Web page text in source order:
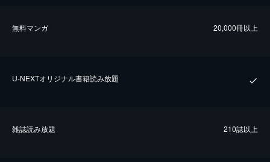
無料マンガ 20,000冊以上
U-NEXTオリジナル書籍読み放題
雑誌読み放題 210誌以上